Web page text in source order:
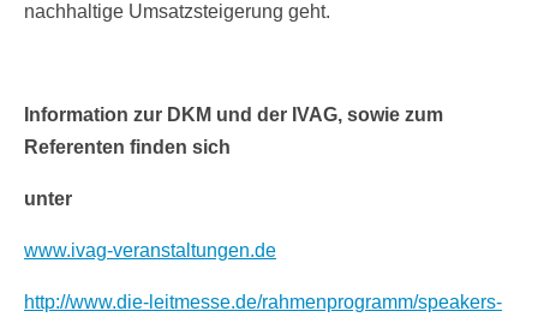
nachhaltige Umsatzsteigerung geht.
Information zur DKM und der IVAG, sowie zum
Referenten finden sich
unter
www.ivag-veranstaltungen.de
http://www.die-leitmesse.de/rahmenprogramm/speakers-